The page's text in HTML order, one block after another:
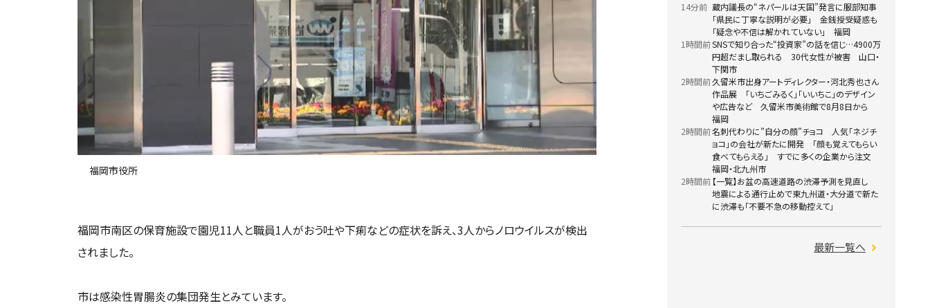
福岡市役所
福岡市南区の保育施設で園児11人と職員1人がおう吐や下痢などの症状を訴え、3人からノロウイルスが検出
されました。
市は感染性胃腸炎の集団発生とみています。
14分前 蔵内議長の“ネパールは天国”発言に服部知事
「県民に丁寧な説明が必要」 金銭授受疑惑も
「疑念や不信は解かれていない」 福岡
1時間前SNSで知り合った“投資家”の話を信じ…4900万
円超だまし取られる 30代女性が被害 山口・
下関市
2時間前久留米市出身アートディレクター・河北秀也さん
作品展 「いちごみるく」「いいちこ」のデザイン
や広告など 久留米市美術館で8月8日から
福岡
2時間前名刺代わりに”自分の顔”チョコ 人気「ネジチ
ョコ」の会社が新たに開発 「顔も覚えてもらい
食べてもらえる」 すでに多くの企業から注文
福岡・北九州市
2時間前 【一覧】お盆の高速道路の渋滞予測を見直し
地震による通行止めで東九州道・大分道で新た
に渋滞も「不要不急の移動控えて」
最新一覧へ